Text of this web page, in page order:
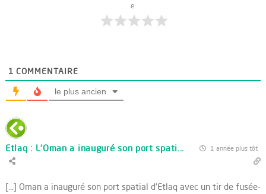
e
1 COMMENTAIRE
le plus ancien
Etlaq : L'Oman a inauguré son port spati... 1 année plus tôt
[…] Oman a inauguré son port spatial d'Etlaq avec un tir de fusée-